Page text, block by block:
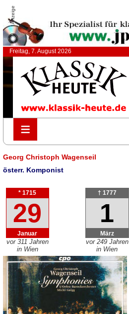
Anzeige
Freitag, 7. August 2026
≡
≡
Georg Christoph Wagenseil
österr. Komponist
* 1715
29
Januar
vor 311 Jahren
in Wien
† 1777
1
März
vor 249 Jahren
in Wien